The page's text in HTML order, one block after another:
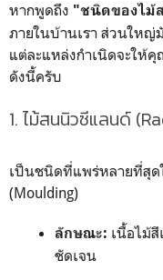
หากพูดถึง "ชนิดของไม้
ภายในบ้านเรา ส่วนใหญ่
แต่ละแหล่งกำเนิดจะให้
ดังนี้ครับ
1. ไม้สนนิวซีแลนด์
เป็นชนิดที่แพร่หลายที่สุด
(Moulding)
ลักษณะ: เนื้อไม้
ชัดเจน